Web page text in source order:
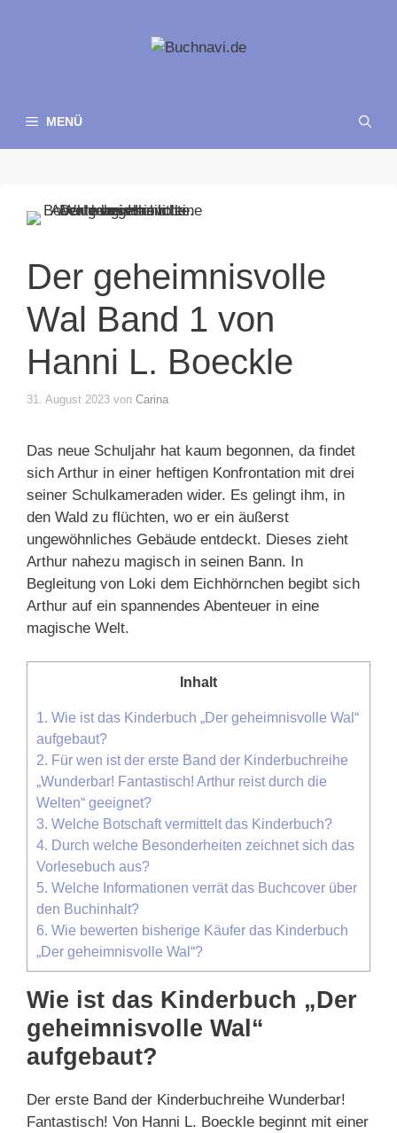
MENÜ
Der geheimnisvolle
Wal Band 1 von
Hanni L. Boeckle
31. August 2023 von Carina
Das neue Schuljahr hat kaum begonnen, da findet
sich Arthur in einer heftigen Konfrontation mit drei
seiner Schulkameraden wider. Es gelingt ihm, in
den Wald zu flüchten, wo er ein äußerst
ungewöhnliches Gebäude entdeckt. Dieses zieht
Arthur nahezu magisch in seinen Bann. In
Begleitung von Loki dem Eichhörnchen begibt sich
Arthur auf ein spannendes Abenteuer in eine
magische Welt.
Inhalt
1. Wie ist das Kinderbuch „Der geheimnisvolle Wal“
aufgebaut?
2. Für wen ist der erste Band der Kinderbuchreihe
„Wunderbar! Fantastisch! Arthur reist durch die
Welten“ geeignet?
3. Welche Botschaft vermittelt das Kinderbuch?
4. Durch welche Besonderheiten zeichnet sich das
Vorlesebuch aus?
5. Welche Informationen verrät das Buchcover über
den Buchinhalt?
6. Wie bewerten bisherige Käufer das Kinderbuch
„Der geheimnisvolle Wal“?
Wie ist das Kinderbuch „Der
geheimnisvolle Wal“
aufgebaut?
Der erste Band der Kinderbuchreihe Wunderbar!
Fantastisch! Von Hanni L. Boeckle beginnt mit einer